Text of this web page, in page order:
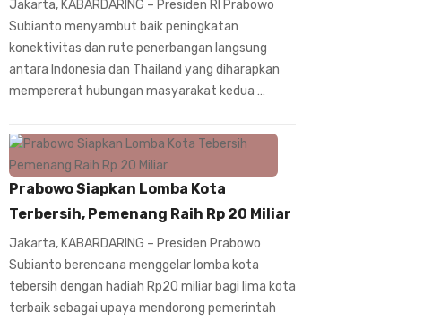
Jakarta, KABARDARING – Presiden RI Prabowo
Subianto menyambut baik peningkatan
konektivitas dan rute penerbangan langsung
antara Indonesia dan Thailand yang diharapkan
mempererat hubungan masyarakat kedua …
Prabowo Siapkan Lomba Kota
Terbersih, Pemenang Raih Rp 20 Miliar
Jakarta, KABARDARING – Presiden Prabowo
Subianto berencana menggelar lomba kota
tebersih dengan hadiah Rp20 miliar bagi lima kota
terbaik sebagai upaya mendorong pemerintah